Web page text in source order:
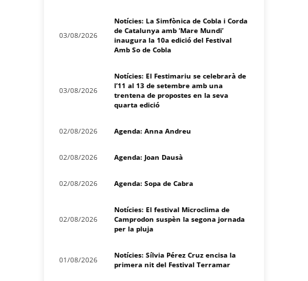
03/08/2026
Notícies: La Simfònica de Cobla i Corda
de Catalunya amb ‘Mare Mundi’
inaugura la 10a edició del Festival
Amb So de Cobla
03/08/2026
Notícies: El Festimariu se celebrarà de
l’11 al 13 de setembre amb una
trentena de propostes en la seva
quarta edició
02/08/2026 Agenda: Anna Andreu
02/08/2026 Agenda: Joan Dausà
02/08/2026 Agenda: Sopa de Cabra
02/08/2026
Notícies: El festival Microclima de
Camprodon suspèn la segona jornada
per la pluja
01/08/2026
Notícies: Sílvia Pérez Cruz encisa la
primera nit del Festival Terramar